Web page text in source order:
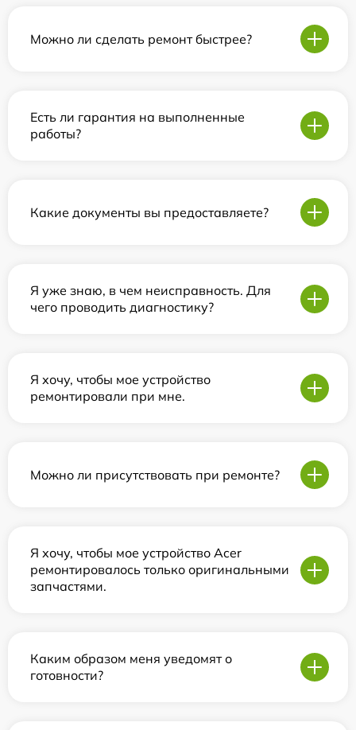
Можно ли сделать ремонт быстрее?
Есть ли гарантия на выполненные
работы?
Какие документы вы предоставляете?
Я уже знаю, в чем неисправность. Для
чего проводить диагностику?
Я хочу, чтобы мое устройство
ремонтировали при мне.
Можно ли присутствовать при ремонте?
Я хочу, чтобы мое устройство Acer
ремонтировалось только оригинальными
запчастями.
Каким образом меня уведомят о
готовности?